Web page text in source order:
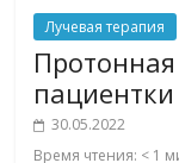
Лучевая терапия
пациентки
30.05.2022
Время чтения: < 1